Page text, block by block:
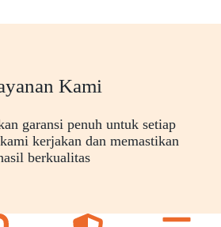
Kami
garansi penuh untuk setiap
kerjakan dan memastikan
berkualitas